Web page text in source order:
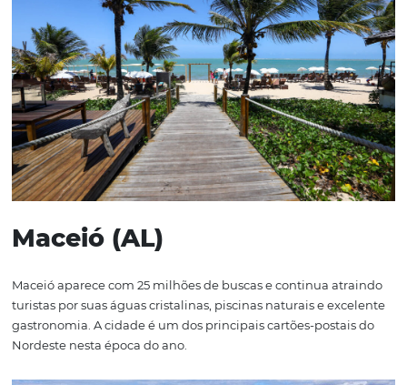
Armação de Búzios (RJ)
Búzios tem se consolidado como um dos destinos
Região Sudeste. Com 46 milhões de buscas, o balneário
charme, praias exclusivas e infraestrutura de alto